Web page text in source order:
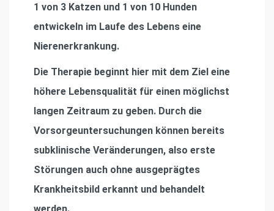
1 von 3 Katzen und 1 von 10 Hunden
entwickeln im Laufe des Lebens eine
Nierenerkrankung.
Die Therapie beginnt hier mit dem Ziel eine
höhere Lebensqualität für einen möglichst
langen Zeitraum zu geben. Durch die
Vorsorgeuntersuchungen können bereits
subklinische Veränderungen, also erste
Störungen auch ohne ausgeprägtes
Krankheitsbild erkannt und behandelt